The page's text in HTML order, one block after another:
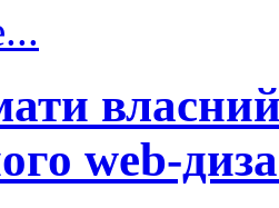
web-